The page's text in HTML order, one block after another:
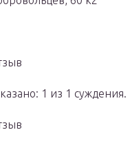
1 из 1 суждения.